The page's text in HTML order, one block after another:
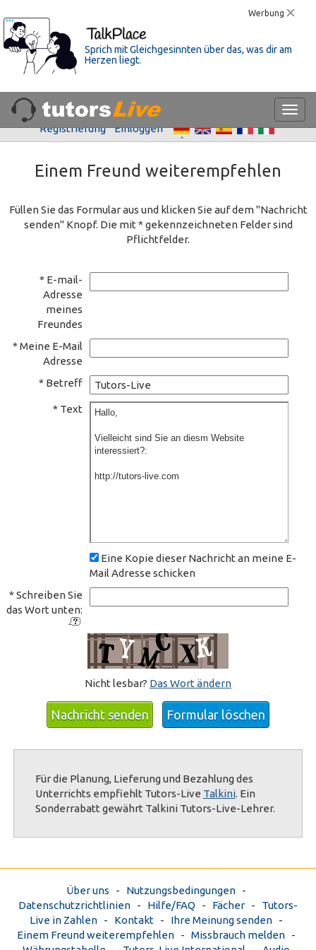
Werbung
Sprich mit Gleichgesinnten über das, was dir am
Herzen liegt.
Registrierung Einloggen
Einem Freund weiterempfehlen
Füllen Sie das Formular aus und klicken Sie auf dem "Nachricht
senden" Knopf. Die mit * gekennzeichneten Felder sind
Pflichtfelder.
* E-mail-
Adresse
meines
Freundes
* Meine E-Mail
Adresse
* Betreff
* Text
Eine Kopie dieser Nachricht an meine E-
Mail Adresse schicken
* Schreiben Sie
das Wort unten:
Nicht lesbar? Das Wort ändern
Nachricht senden Formular löschen
Für die Planung, Lieferung und Bezahlung des
Unterrichts empfiehlt Tutors-Live Talkini. Ein
Sonderrabatt gewährt Talkini Tutors-Live-Lehrer.
Über uns - Nutzungsbedingungen-
Datenschutzrichtlinien - Hilfe/FAQ - Fächer - Tutors-
Live in Zahlen- Kontakt- Ihre Meinung senden-
Einem Freund weiterempfehlen- Missbrauch melden-